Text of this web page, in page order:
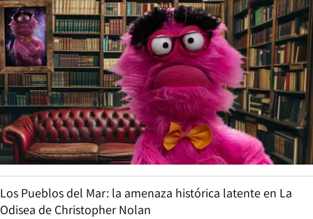
Los Pueblos del Mar: la amenaza histórica latente en La
Odisea de Christopher Nolan